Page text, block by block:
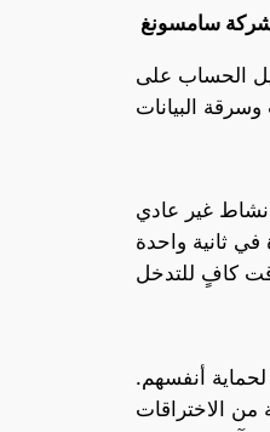
سامسونغ
الحساب على
نشاط غير عادي
ثانية واحدة
أنفسهم.
الاختراقات